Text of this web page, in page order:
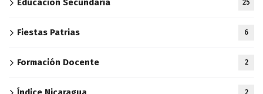
Educación Secundaria 25
Fiestas Patrias 6
Formación Docente 2
2